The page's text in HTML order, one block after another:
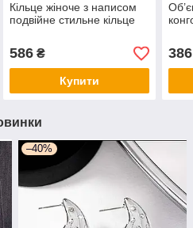
Кільце жіноче з написом
подвійне стильне кільце
586₴
Купити
386
–40%